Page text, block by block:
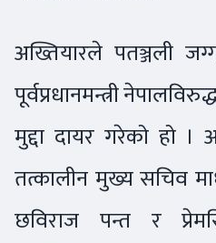
अख्तियारले पतञ्जली
पूर्वप्रधानमन्त्री
मुद्दा दायर गरेको हो ।
तत्कालीन मुख्य सचिव
छविराज पन्त र